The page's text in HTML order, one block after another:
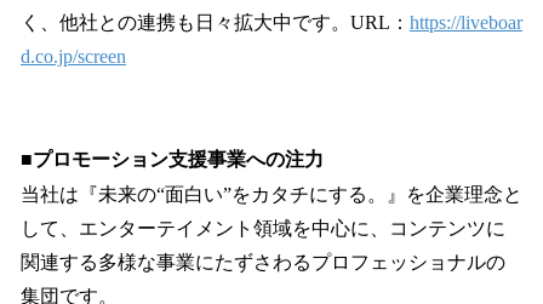
く、他社との連携も日々拡大中です。URL： https://liveboar
d.co.jp/screen
■プロモーション支援事業への注力
当社は『未来の“面白い”をカタチにする。』を企業理念と
して、エンターテイメント領域を中心に、コンテンツに
関連する多様な事業にたずさわるプロフェッショナルの
集団です。